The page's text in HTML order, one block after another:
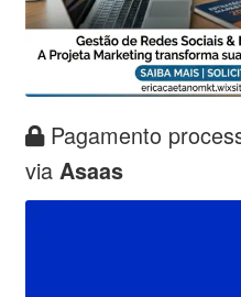
Pagamento
via Asaas